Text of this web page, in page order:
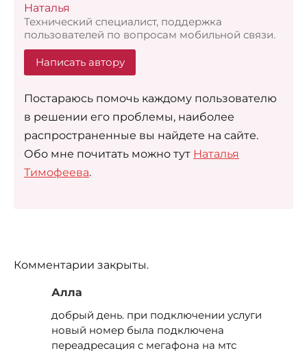
Наталья
Технический специалист, поддержка
пользователей по вопросам мобильной связи.
Написать автору
Постараюсь помочь каждому пользователю
в решении его проблемы, наиболее
распространенные вы найдете на сайте.
Обо мне почитать можно тут Наталья
Тимофеева.
Комментарии закрыты.
Алла
добрый день. при подключении услуги
новый номер была подключена
переадресация с мегафона на мтс